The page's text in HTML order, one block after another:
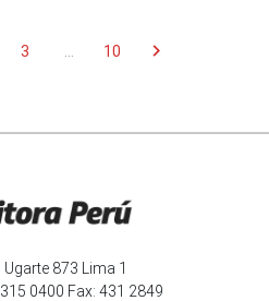
3 10 chevron_right
873 Lima 1
0400 Fax: 431 2849